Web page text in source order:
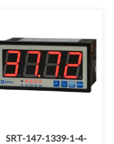
SRT-147-1339-1-4-